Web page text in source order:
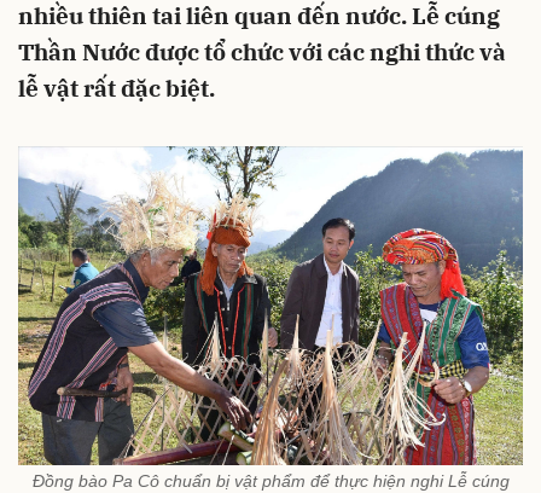
nhiều thiên tai liên quan đến nước. Lễ cúng
Thần Nước được tổ chức với các nghi thức và
lễ vật rất đặc biệt.
Đồng bào Pa Cô chuẩn bị vật phẩm để thực hiện nghi Lễ cúng